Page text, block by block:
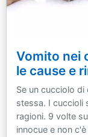
Vomito nei
le cause e
Se un cucciolo
stessa. I cuccioli
ragioni. 9 volte
innocue e non